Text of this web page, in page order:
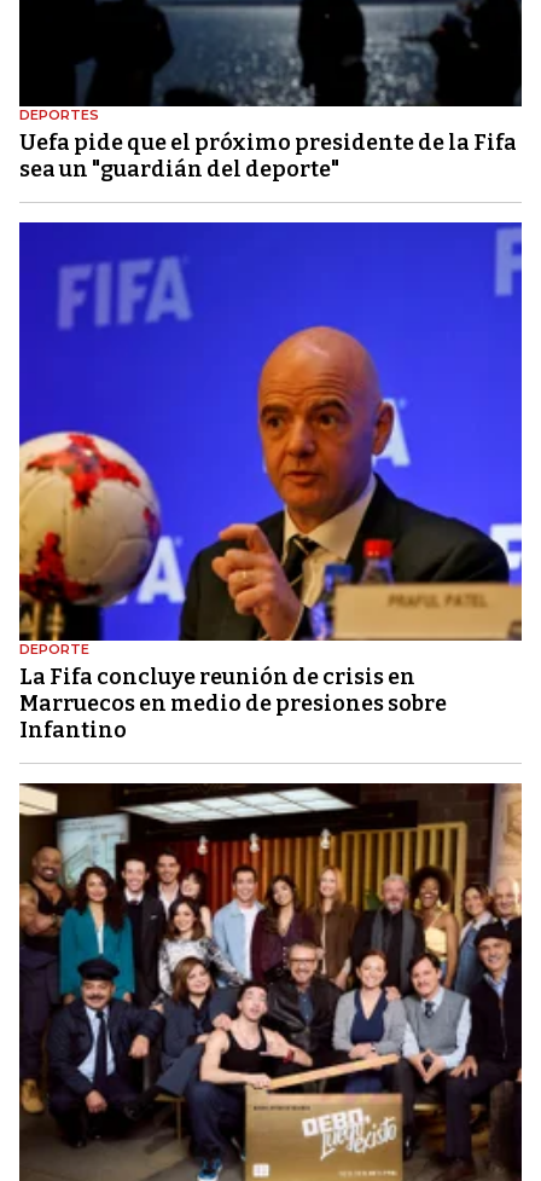
DEPORTES
Uefa pide que el próximo presidente de la Fifa
sea un "guardián del deporte"
DEPORTE
La Fifa concluye reunión de crisis en
Marruecos en medio de presiones sobre
Infantino